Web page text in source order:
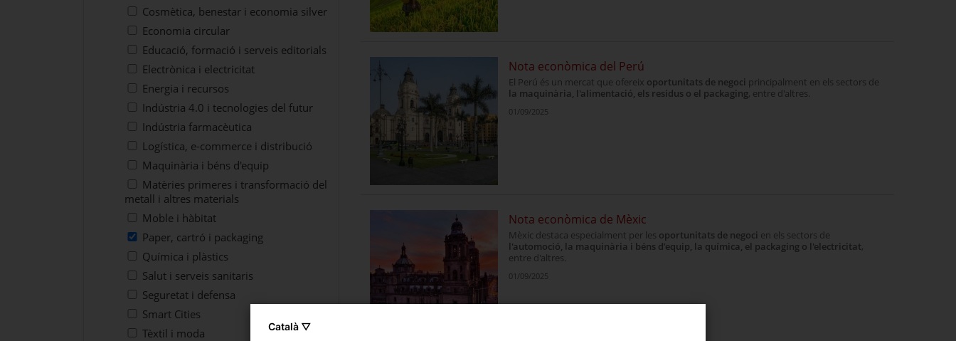
Cosmètica, benestar i economia silver
Economia circular
Educació, formació i serveis editorials
Electrònica i electricitat
Energia i recursos
Indústria 4.0 i tecnologies del futur
Indústria farmacèutica
Logística, e-commerce i distribució
Maquinària i béns d'equip
Matèries primeres i transformació del
metall i altres materials
Moble i hàbitat
Paper, cartró i packaging
Química i plàstics
Salut i serveis sanitaris
Seguretat i defensa
Smart Cities
Tèxtil i moda
Nota econòmica del Perú
El Perú és un mercat que ofereix oportunitats de negoci principalment en els sectors de
la maquinària, l'alimentació, els residus o el packaging, entre d'altres.
01/09/2025
Nota econòmica de Mèxic
Mèxic destaca especialment per les oportunitats de negoci en els sectors de
l'automoció, la maquinària i béns d’equip, la química, el packaging o l'electricitat,
entre d'altres.
01/09/2025
Català ▽